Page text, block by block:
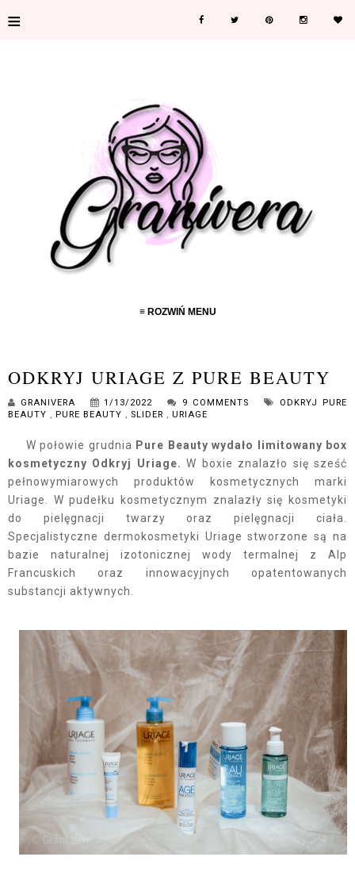
≡
≡ ROZWIŃ MENU
ODKRYJ URIAGE Z PURE BEAUTY
GRANIVERA 1/13/2022 9 COMMENTS
ODKRYJ PURE
BEAUTY , PURE BEAUTY , SLIDER , URIAGE
W połowie grudnia Pure Beauty wydało limitowany box
kosmetyczny Odkryj Uriage.W boxie znalazło się sześć
pełnowymiarowych produktów kosmetycznych marki
Uriage. W pudełku kosmetycznym znalazły się kosmetyki
do pielęgnacji twarzy oraz pielęgnacji ciała.
Specjalistyczne dermokosmetyki Uriage stworzone są na
bazie naturalnej izotonicznej wody termalnej z Alp
Francuskich oraz innowacyjnych opatentowanych
substancji aktywnych.